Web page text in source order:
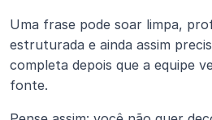
Uma frase pode soar limpa,
estruturada e ainda assim
completa depois que a equipe
fonte.